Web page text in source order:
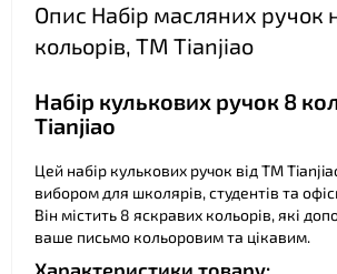
Опис Набір масляних ручок
кольорів, ТМ Tianjiao
Набір кулькових ручок 8
Tianjiao
Цей набір кулькових ручок від ТМ
вибором для школярів, студентів та
Він містить 8 яскравих кольорів, які
ваше письмо кольоровим та цікавим.
❤
❤